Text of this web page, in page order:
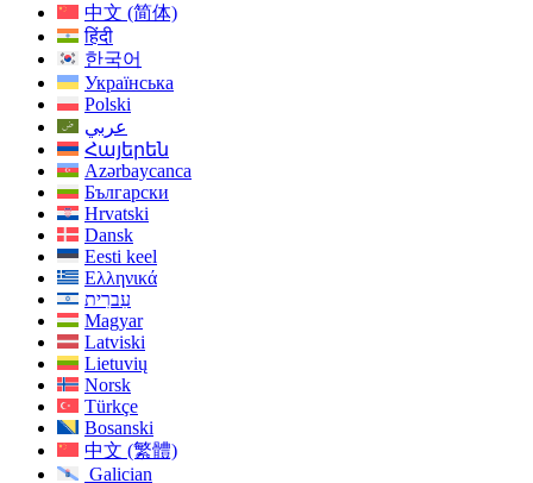
中文 (简体)
हिंदी
한국어
Українська
Polski
عربي
Հայերեն
Azərbaycanca
Български
Hrvatski
Dansk
Eesti keel
Ελληνικά
עִברִית
Magyar
Latviski
Lietuvių
Norsk
Türkçe
Bosanski
中文 (繁體)
Galician